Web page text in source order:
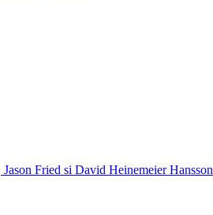
Jason Fried si David Heinemeier Hansson